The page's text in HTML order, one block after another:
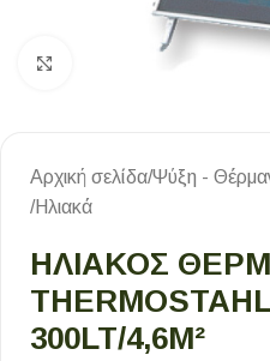
Κλικ για μεγέθυνση
Αρχική σελίδα/Ψύξη -
/Ηλιακά
ΗΛΙΑΚΟΣ
300LT/4,6M²